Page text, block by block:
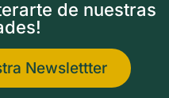
de nuestras
Newslettter